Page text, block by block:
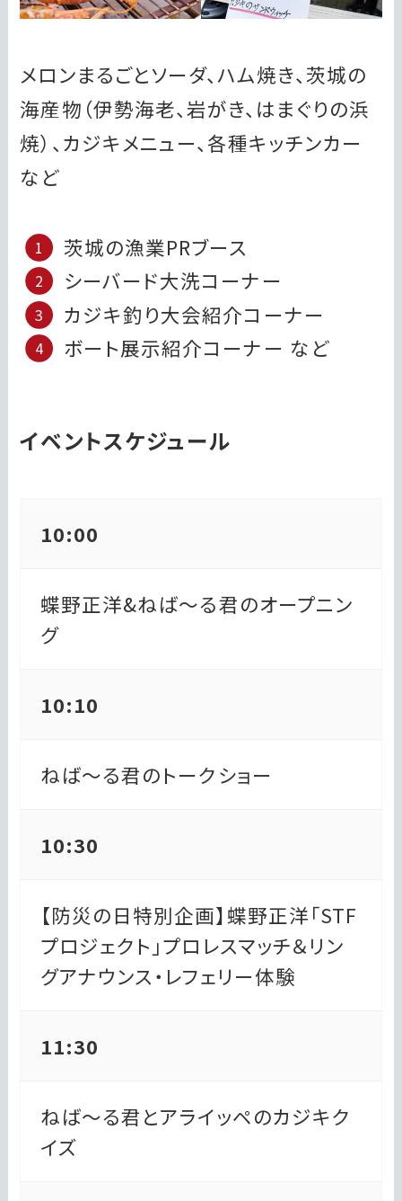
メロンまるごとソーダ、ハム焼き、茨城の
海産物（伊勢海老、岩がき、はまぐりの浜
焼）、カジキメニュー、各種キッチンカー
など
茨城の漁業PRブース
シーバード大洗コーナー
カジキ釣り大会紹介コーナー
ボート展示紹介コーナー など
イベントスケジュール
10:00
蝶野正洋&ねば～る君のオープニン
グ
10:10
ねば～る君のトークショー
10:30
【防災の日特別企画】蝶野正洋「STF
プロジェクト」プロレスマッチ＆リン
グアナウンス・レフェリー体験
11:30
ねば～る君とアライッペのカジキク
イズ